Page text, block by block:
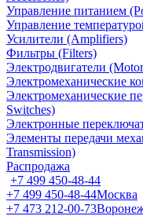
Управление питанием
Управление
Усилители (Amplifiers)
Фильтры (Filters)
Электродвигатели
Электромеханические
Электромеханические
Switches)
Электронные
Элементы передачи
Transmission)
Распродажа
+7 499 450-48-44
+7 499 450-48-44Москва
+7 473 212-00-73